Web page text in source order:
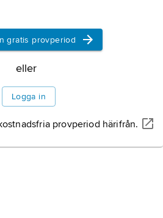
om artikeln
gratis provperiod
eller
Logga in
provperiod härifrån.